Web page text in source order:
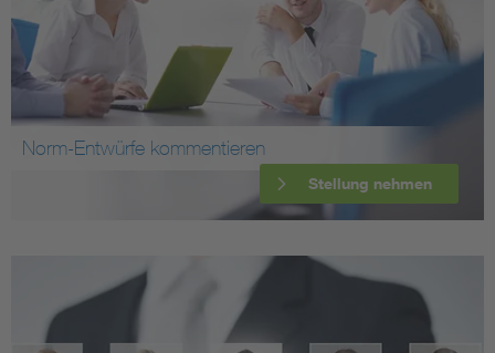
Norm-Entwürfe kommentieren
Stellung nehmen